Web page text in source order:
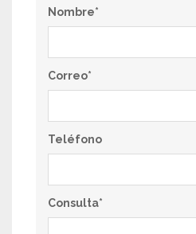
Nombre*
Correo*
Teléfono
Consulta*